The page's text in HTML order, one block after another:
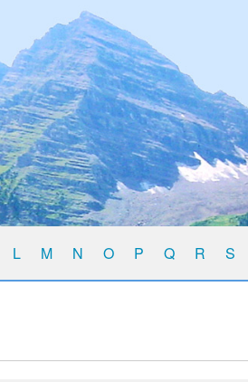
L M N O P Q R S